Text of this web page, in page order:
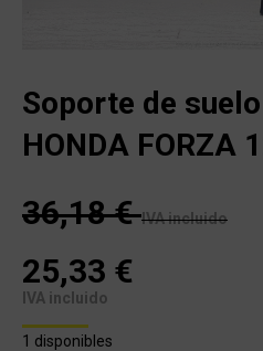
Soporte de
HONDA FORZA
36,18€ IVA incluido
25,33 €
IVA incluido
1 disponibles